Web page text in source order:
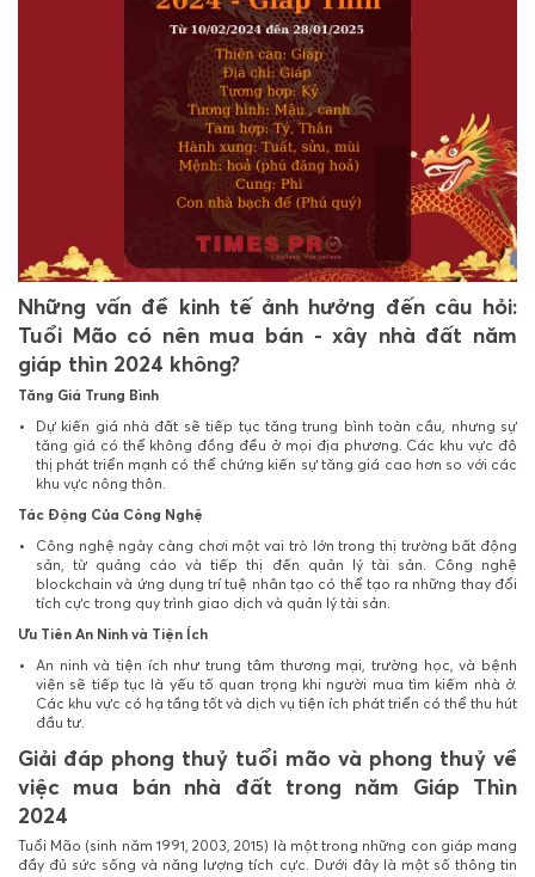
Những vấn đề kinh tế ảnh hưởng đến câu hỏi:
Tuổi Mão có nên mua bán - xây nhà đất năm
giáp thìn 2024 không?
Tăng Giá Trung Bình
Dự kiến giá nhà đất sẽ tiếp tục tăng trung bình toàn cầu, nhưng sự
tăng giá có thể không đồng đều ở mọi địa phương. Các khu vực đô
thị phát triển mạnh có thể chứng kiến sự tăng giá cao hơn so với các
khu vực nông thôn.
Tác Động Của Công Nghệ
Công nghệ ngày càng chơi một vai trò lớn trong thị trường bất động
sản, từ quảng cáo và tiếp thị đến quản lý tài sản. Công nghệ
blockchain và ứng dụng trí tuệ nhân tạo có thể tạo ra những thay đổi
tích cực trong quy trình giao dịch và quản lý tài sản.
Ưu Tiên An Ninh và Tiện Ích
An ninh và tiện ích như trung tâm thương mại, trường học, và bệnh
viện sẽ tiếp tục là yếu tố quan trọng khi người mua tìm kiếm nhà ở.
Các khu vực có hạ tầng tốt và dịch vụ tiện ích phát triển có thể thu hút
đầu tư.
Giải đáp phong thuỷ tuổi mão và phong thuỷ về
việc mua bán nhà đất trong năm Giáp Thìn
2024
Tuổi Mão (sinh năm 1991, 2003, 2015) là một trong những con giáp mang
đầy đủ sức sống và năng lượng tích cực. Dưới đây là một số thông tin